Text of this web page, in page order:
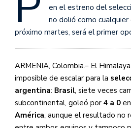
en el estreno del
no dolió como
próximo martes, será el primer
ARMENIA, Colombia.– El
imposible de escalar para la
argentina: Brasil, siete veces
subcontinental, goleó por 4 a 0
América, aunque el resultado no